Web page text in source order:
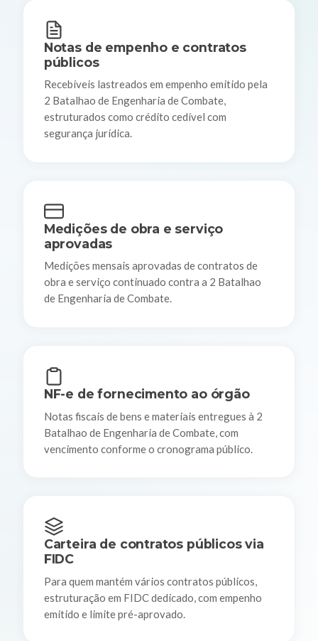
Notas de empenho e contratos
públicos
Recebíveis lastreados em empenho emitido pela
2 Batalhao de Engenharia de Combate,
estruturados como crédito cedível com
segurança jurídica.
Medições de obra e serviço
aprovadas
Medições mensais aprovadas de contratos de
obra e serviço continuado contra a 2 Batalhao
de Engenharia de Combate.
NF-e de fornecimento ao órgão
Notas fiscais de bens e materiais entregues à 2
Batalhao de Engenharia de Combate, com
vencimento conforme o cronograma público.
Carteira de contratos públicos via
FIDC
Para quem mantém vários contratos públicos,
estruturação em FIDC dedicado, com empenho
emitido e limite pré-aprovado.